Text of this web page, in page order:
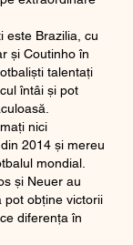
este Brazilia, cu
și Coutinho în
talentați
întâi și pot
nici
2014 și mereu
mondial.
și Neuer au
pot obține victorii
diferența în